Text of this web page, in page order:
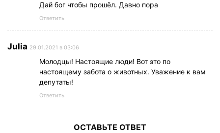
Дай бог чтобы прошёл. Давно пора
Ответить
Julia 29.01.2021 в 03:06
Молодцы! Настоящие люди! Вот это по
настоящему забота о животных. Уважение к вам
депутаты!
Ответить
ОСТАВЬТЕ ОТВЕТ